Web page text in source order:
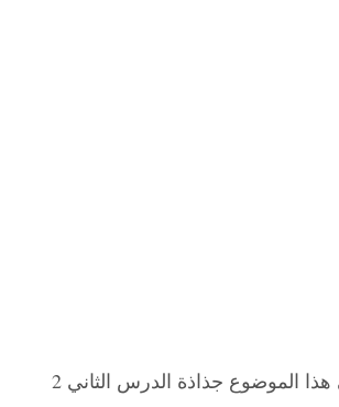
نقدم لكم في هذا الموضوع جذاذة الدرس الثاني 2